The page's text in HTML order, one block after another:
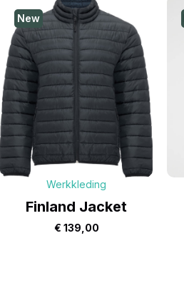
New
Werkkleding
Finland Jacket
€ 139,00